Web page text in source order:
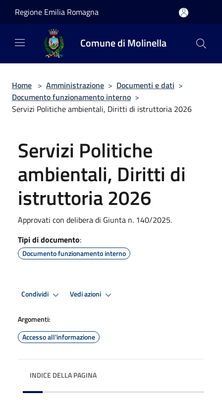
Regione Emilia Romagna
Comune di Molinella
Home > Amministrazione > Documenti e dati >
Documento funzionamento interno >
Servizi Politiche ambientali, Diritti di istruttoria 2026
Servizi Politiche
ambientali, Diritti di
istruttoria 2026
Approvati con delibera di Giunta n. 140/2025.
Tipi di documento:
Documento funzionamento interno
Condividi Vedi azioni
Argomenti:
Accesso all'informazione
INDICE DELLA PAGINA